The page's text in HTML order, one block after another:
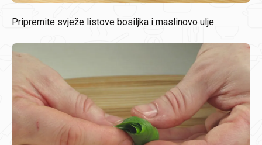
Pripremite svježe listove bosiljka i maslinovo ulje.